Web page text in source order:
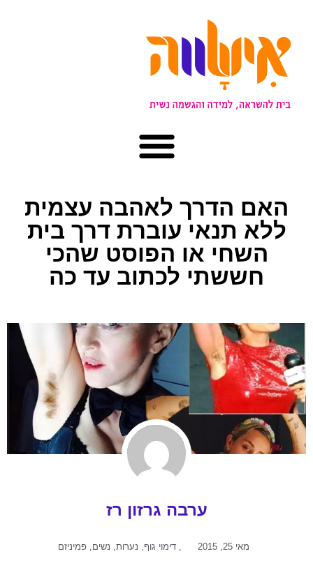
האם הדרך לאהבה עצמית
ללא תנאי עוברת דרך בית
השחי או הפוסט שהכי
חששתי לכתוב עד כה
ערבה גרזון רז
מאי 25, 2015 דימוי גוף נערות נשים פמיניזם